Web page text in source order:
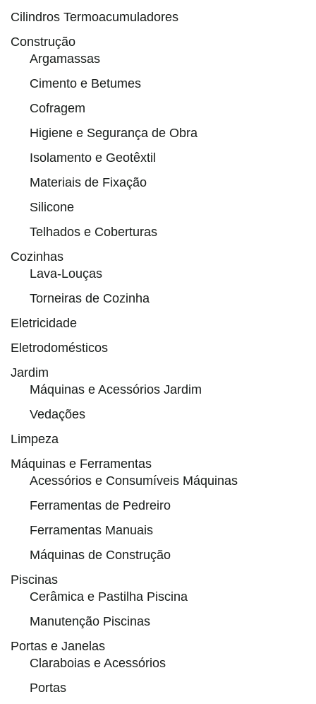
Cilindros Termoacumuladores
Construção
Argamassas
Cimento e Betumes
Cofragem
Higiene e Segurança de Obra
Isolamento e Geotêxtil
Materiais de Fixação
Silicone
Telhados e Coberturas
Cozinhas
Lava-Louças
Torneiras de Cozinha
Eletricidade
Eletrodomésticos
Jardim
Máquinas e Acessórios Jardim
Vedações
Limpeza
Máquinas e Ferramentas
Acessórios e Consumíveis Máquinas
Ferramentas de Pedreiro
Ferramentas Manuais
Máquinas de Construção
Piscinas
Cerâmica e Pastilha Piscina
Manutenção Piscinas
Portas e Janelas
Claraboias e Acessórios
Portas